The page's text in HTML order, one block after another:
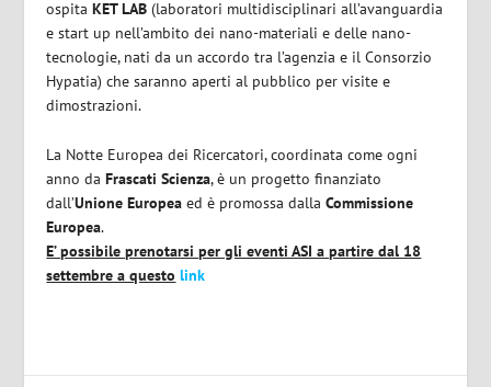
ospitaKET LAB(laboratori multidisciplinari all’avanguardia
e start up nell’ambito dei nano-materiali e delle nano-
tecnologie, nati da un accordo tra l’agenzia e il Consorzio
Hypatia) che saranno aperti al pubblico per visite e
dimostrazioni.
La Notte Europea dei Ricercatori, coordinata come ogni
anno daFrascati Scienza, è un progetto finanziato
dall’Unione Europeaed è promossa dallaCommissione
Europea.
E’ possibile prenotarsi per gli eventi ASI a partire dal 18
settembre a questo link